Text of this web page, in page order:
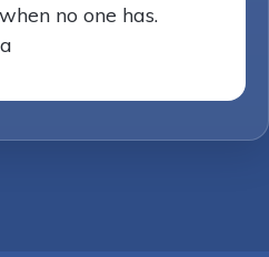
no one has.